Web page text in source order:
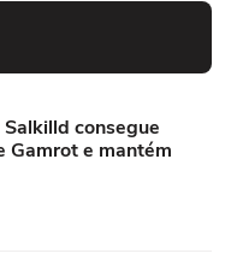
consegue
Gamrot e mantém